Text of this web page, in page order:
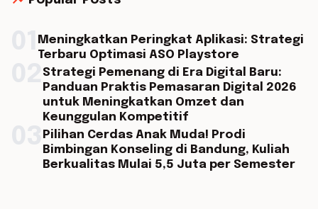
Meningkatkan Peringkat Aplikasi: Strategi
Terbaru Optimasi ASO Playstore
Strategi Pemenang di Era Digital Baru:
Panduan Praktis Pemasaran Digital 2026
untuk Meningkatkan Omzet dan
Keunggulan Kompetitif
Pilihan Cerdas Anak Muda! Prodi
Bimbingan Konseling di Bandung, Kuliah
Berkualitas Mulai 5,5 Juta per Semester